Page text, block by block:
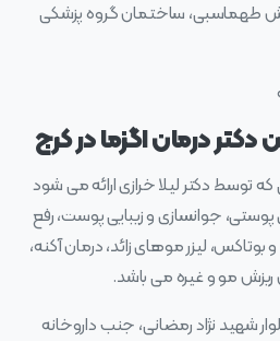
طهماسبی، ساختمان گروه پزشکی
دکتر درمان اگزما در کرج
توسط دکتر لیلا خرازی ارائه می شود
جوانسازی و زیبایی پوست، رفع
لیزر موهای زائد، درمان آکنه،
مو و غیره می باشد.
شهید نژاد رمضانی، جنب داروخانه